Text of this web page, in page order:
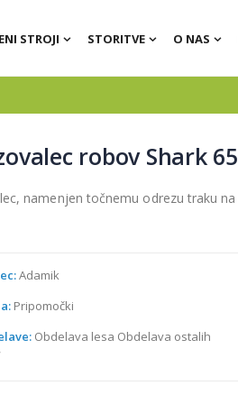
STROJI STORITVE O NAS
robov Shark 65
namenjen točnemu odrezu traku na
Adamik
Pripomočki
Obdelava lesa Obdelava ostalih